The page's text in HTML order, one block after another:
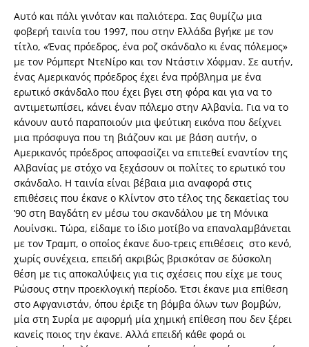
Αυτό και πάλι γινόταν και παλιότερα. Σας θυμίζω μια
φοβερή ταινία του 1997, που στην Ελλάδα βγήκε με τον
τίτλο, «Ένας πρόεδρος, ένα ροζ σκάνδαλο κι ένας πόλεμος»
με τον Ρόμπερτ ΝτεΝίρο και τον Ντάστιν Χόφμαν. Σε αυτήν,
ένας Αμερικανός πρόεδρος έχει ένα πρόβλημα με ένα
ερωτικό σκάνδαλο που έχει βγει στη φόρα και για να το
αντιμετωπίσει, κάνει έναν πόλεμο στην Αλβανία. Για να το
κάνουν αυτό παραποιούν μια ψεύτικη εικόνα που δείχνει
μια πρόσφυγα που τη βιάζουν και με βάση αυτήν, ο
Αμερικανός πρόεδρος αποφασίζει να επιτεθεί εναντίον της
Αλβανίας με στόχο να ξεχάσουν οι πολίτες το ερωτικό του
σκάνδαλο. Η ταινία είναι βέβαια μια αναφορά στις
επιθέσεις που έκανε ο Κλίντον στο τέλος της δεκαετίας του
’90 στη Βαγδάτη εν μέσω του σκανδάλου με τη Μόνικα
Λουίνσκι. Τώρα, είδαμε το ίδιο μοτίβο να επαναλαμβάνεται
με τον Τραμπ, ο οποίος έκανε δυο-τρεις επιθέσεις στο κενό,
χωρίς συνέχεια, επειδή ακριβώς βρισκόταν σε δύσκολη
θέση με τις αποκαλύψεις για τις σχέσεις που είχε με τους
Ρώσους στην προεκλογική περίοδο. Έτσι έκανε μια επίθεση
στο Αφγανιστάν, όπου έριξε τη βόμβα όλων των βομβών,
μία στη Συρία με αφορμή μία χημική επίθεση που δεν ξέρει
κανείς ποιος την έκανε. Αλλά επειδή κάθε φορά οι